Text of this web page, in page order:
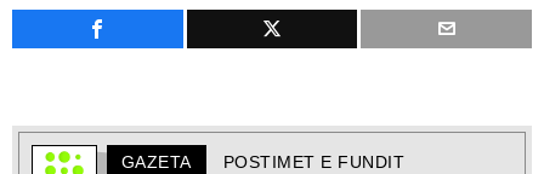
GAZETA POSTIMET E FUNDIT